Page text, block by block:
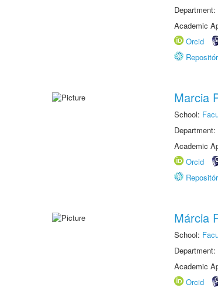
Department:
Academic
Orcid
Marcia
School:
Department:
Academic
Orcid
Márcia
School:
Department:
Academic
Orcid